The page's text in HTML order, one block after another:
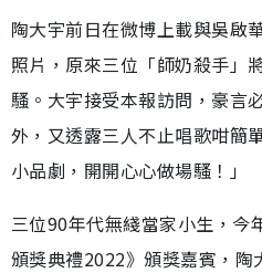
陶大宇前日在微博上載與吳啟
照片，原來三位「師奶殺手」
騷。大宇接受本報訪問，豪言
外，又透露三人不止唱歌咁簡
小品劇，開開心心做場騷！」
三位90年代無綫當家小生，今
頒獎典禮2022》頒獎嘉賓，陶